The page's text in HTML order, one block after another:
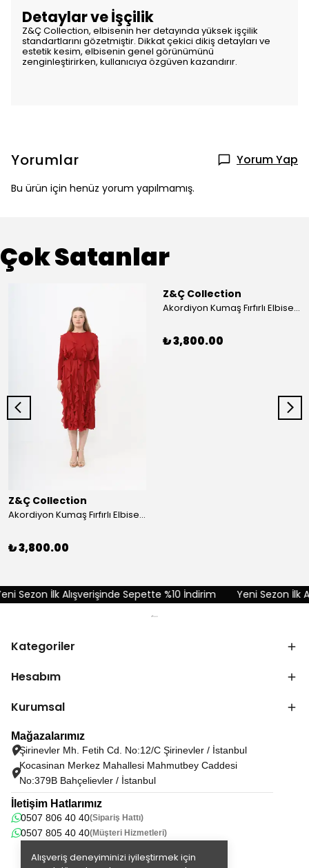
Alışveriş deneyiminizi iyileştirmek için
Detaylar ve İşçilik
Z&Ç Collection, elbisenin her detayında yüksek işçilik
standartlarını gözetmiştir. Dikkat çekici dikiş detayları ve
estetik kesim, elbisenin genel görünümünü
zenginleştirirken, kullanıcıya özgüven kazandırır.
Yorumlar Yorum Yap
Bu ürün için henüz yorum yapılmamış.
Çok Satanlar
Z&Ç Collection
Akordiyon Kumaş Fırfırlı Elbise - Kırmızı
₺ 3,800.00
Z&Ç Collection
Akordiyon Kumaş Fırfırlı Elbise - Mavi
₺ 3,800.00
Sezon İlk Alışverişinde Sepette %10 İndirim Yeni Sezon İlk
Kategoriler
Hesabım
Kurumsal
Mağazalarımız
Şirinevler Mh. Fetih Cd. No:12/C Şirinevler / İstanbul
Kocasinan Merkez Mahallesi Mahmutbey Caddesi
No:379B Bahçelievler / İstanbul
İletişim Hatlarımız
0507 806 40 40(Sipariş Hattı)
0507 805 40 40(Müşteri Hizmetleri)